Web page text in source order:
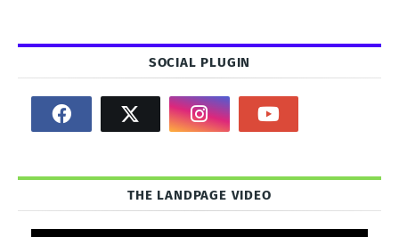
SOCIAL PLUGIN
THE LANDPAGE VIDEO